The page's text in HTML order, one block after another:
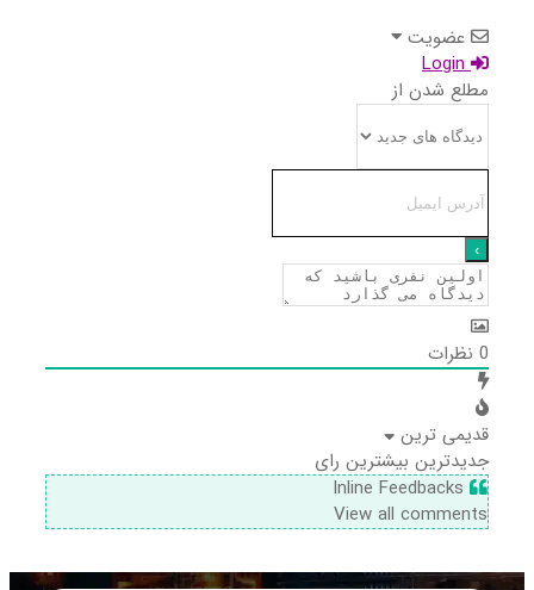
عضویت
مطلع شدن از
نظرات
قدیمی ترین
جدیدترین بیشترین رای
View all comments